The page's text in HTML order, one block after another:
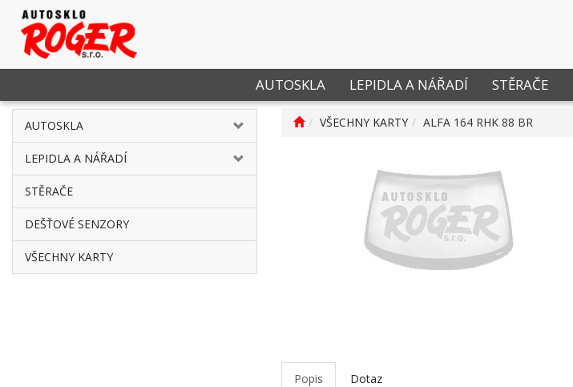
AUTOSKLA LEPIDLA A NÁŘADÍ STĚRAČE
AUTOSKLA
LEPIDLA A NÁŘADÍ
STĚRAČE
DEŠŤOVÉ SENZORY
VŠECHNY KARTY
VŠECHNY KARTY ALFA 164 RHK 88 BR
Popis Dotaz